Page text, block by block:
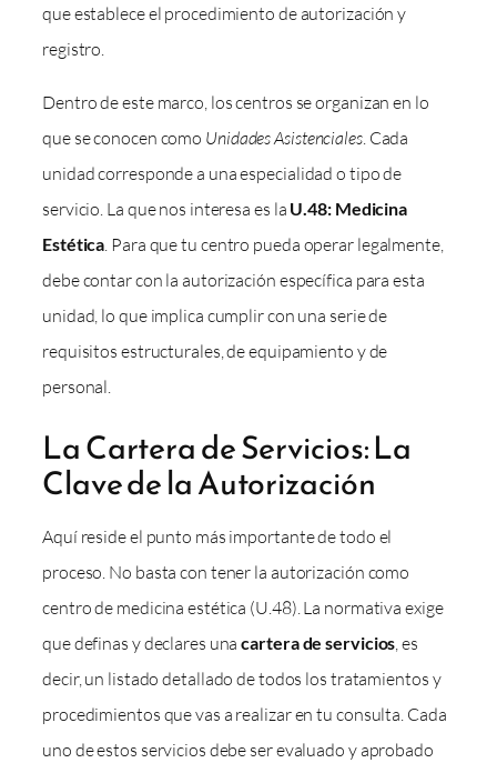
que establece el procedimiento de autorización y
registro.
Dentro de este marco, los centros se organizan en lo
que se conocen como Unidades Asistenciales. Cada
unidad corresponde a una especialidad o tipo de
servicio. La que nos interesa es la U.48: Medicina
Estética . Para que tu centro pueda operar legalmente,
debe contar con la autorización específica para esta
unidad, lo que implica cumplir con una serie de
requisitos estructurales, de equipamiento y de
personal.
La Cartera de Servicios: La
Clave de la Autorización
Aquí reside el punto más importante de todo el
proceso. No basta con tener la autorización como
centro de medicina estética (U.48). La normativa exige
que definas y declares unacartera de servicios, es
decir, un listado detallado de todos los tratamientos y
procedimientos que vas a realizar en tu consulta. Cada
uno de estos servicios debe ser evaluado y aprobado